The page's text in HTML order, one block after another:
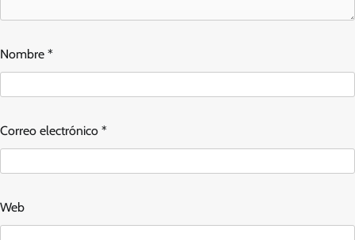
Nombre *
Correo electrónico *
Web